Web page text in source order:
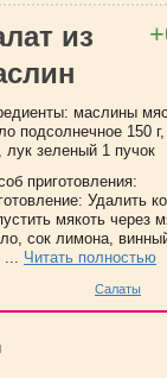
из
маслины
подсолнечное 150
лук зеленый 1 пучок
приготовления:
Удалить
мякоть через
сок лимона,
Читать полностью
Салаты